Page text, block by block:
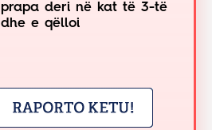
prapa deri në kat të 3-të
dhe e qëlloi